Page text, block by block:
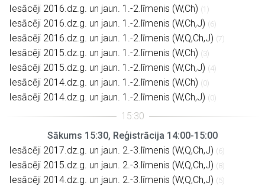
Iesācēji 2016.dz.g. un jaun. 1.-2.līmenis (W,Ch) (1)
Iesācēji 2016.dz.g. un jaun. 1.-2.līmenis (W,Ch,J) (6)
Iesācēji 2016.dz.g. un jaun. 1.-2.līmenis (W,Q,Ch,J) (7)
Iesācēji 2015.dz.g. un jaun. 1.-2.līmenis (W,Ch) (3)
Iesācēji 2015.dz.g. un jaun. 1.-2.līmenis (W,Ch,J) (4)
Iesācēji 2014.dz.g. un jaun. 1.-2.līmenis (W,Ch) (0)
Iesācēji 2014.dz.g. un jaun. 1.-2.līmenis (W,Ch,J) (0)
Sākums 15:30, Reģistrācija 14:00-15:00
Iesācēji 2017.dz.g. un jaun. 2.-3.līmenis (W,Q,Ch,J) (6)
Iesācēji 2015.dz.g. un jaun. 2.-3.līmenis (W,Q,Ch,J) (8)
Iesācēji 2014.dz.g. un jaun. 2.-3.līmenis (W,Q,Ch,J) (5)